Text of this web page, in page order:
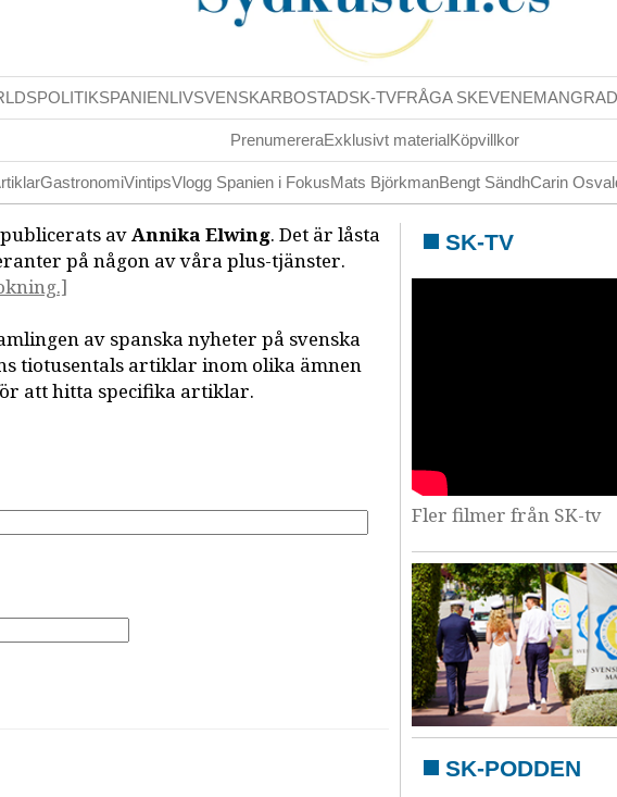
SPANIENLIVSVENSKARBOSTADSK-TVFRÅGA SKEVENEMANG
PrenumereraExklusivt materialKöpvillkor
GastronomiVintipsVlogg Spanien i FokusMats BjörkmanBengt SändhCarin
avAnnika Elwing. Det är låsta
på någon av våra plus-tjänster.
av spanska nyheter på svenska
tiotusentals artiklar inom olika ämnen
att hitta specifika artiklar.
SK-TV
Fler filmer från SK-tv
SK-PODDEN